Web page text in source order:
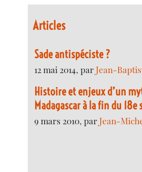
Articles
Sade antispéciste ?
12 mai 2014, parJean-
Histoire et enjeux d’un
Madagascar à la fin du 18e
9 mars 2010, parJean-